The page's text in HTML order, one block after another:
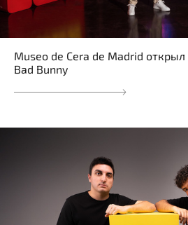
Museo de Cera de Madrid
Bad Bunny